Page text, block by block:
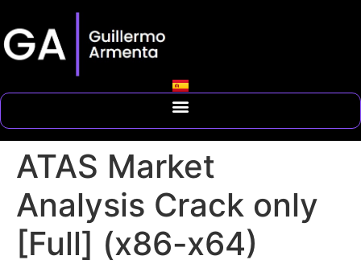
ATAS Market
Analysis Crack only
[Full] (x86-x64)